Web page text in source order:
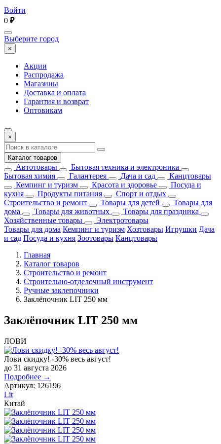
Войти
0 ₽
Выберите город
×
Акции
Распродажа
Магазины
Доставка и оплата
Гарантия и возврат
Оптовикам
×
Каталог товаров
Автотовары
Бытовая техника и электроника
Бытовая химия
Галантерея Дача и сад
Канцтовары
Кемпинг и туризм
Красота и здоровье
Посуда и
кухня
Продукты питания
Спорт и отдых
Строительство и ремонт
Товары для детей
Товары для
дома
Товары для животных
Товары для праздника
Хозяйственные товары
Электротовары
Товары для дома Кемпинг и туризм Хозтовары Игрушки Дача
и сад Посуда и кухня Зоотовары Канцтовары
Главная
Каталог товаров
Строительство и ремонт
Строительно-отделочный инструмент
Ручные заклепочники
Заклёпочник LIT 250 мм
Заклёпочник LIT 250 мм
ЛОВИ
Лови скидку! -30% весь август!
до 31 августа 2026
Подробнее →
Артикул: 126196
Lit
Китай